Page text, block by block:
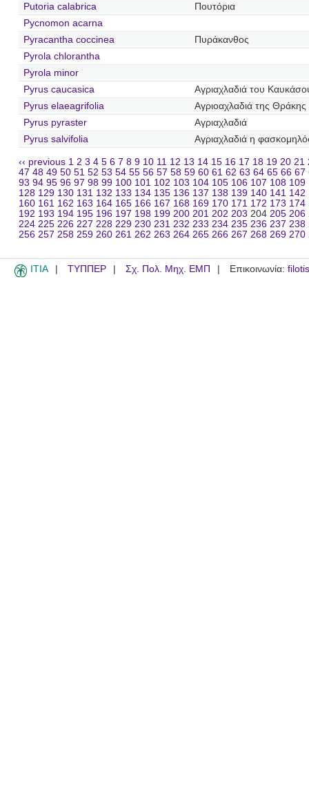
Putoria calabrica
Πουτόρια
Pycnomon acarna
Pyracantha coccinea
Πυράκανθος
Pyrola chlorantha
Pyrola minor
Pyrus caucasica
Αγριαχλαδιά του
Pyrus elaeagrifolia
Αγριοαχλαδιά της Θράκης
Pyrus pyraster
Αγριαχλαδιά
Pyrus salvifolia
Αγριαχλαδιά η
‹‹ previous 1 2 3 4 5 6 7 8 9 10 11 12 13 14 15 16 17 18 19 20 21
47 48 49 50 51 52 53 54 55 56 57 58 59 60 61 62 63 64 65 66 67
93 94 95 96 97 98 99 100 101 102 103 104 105 106 107 108 109
128 129 130 131 132 133 134 135 136 137 138 139 140 141 142
160 161 162 163 164 165 166 167 168 169 170 171 172 173 174
192 193 194 195 196 197 198 199 200 201 202 203 204 205 206
224 225 226 227 228 229 230 231 232 233 234 235 236 237 238
256 257 258 259 260 261 262 263 264 265 266 267 268 269 270
ITIA ΤΥΠΠΕΡ Σχ. Πολ. Μηχ. ΕΜΠ Επικοινωνία: